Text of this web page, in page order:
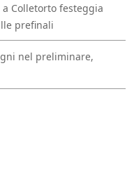
a Colletorto festeggia
prefinali
nel preliminare,